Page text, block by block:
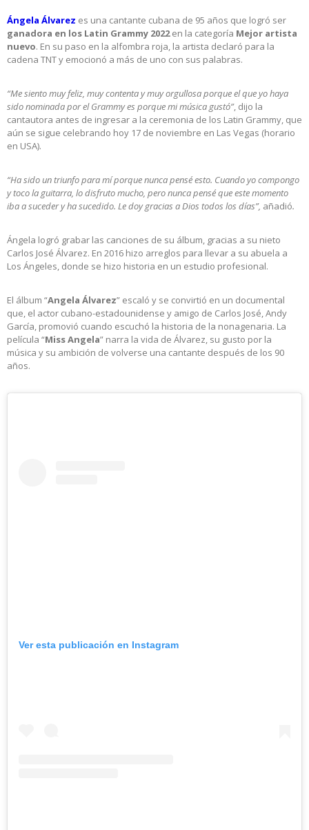
Ángela Álvarez es una cantante cubana de 95 años que logró ser
ganadora en los Latin Grammy 2022en la categoría Mejor artista
nuevo. En su paso en la alfombra roja, la artista declaró para la
cadena TNT y emocionó a más de uno con sus palabras.
“Me siento muy feliz, muy contenta y muy orgullosa porque el que yo haya
sido nominada por el Grammy es porque mi música gustó”, dijo la
cantautora antes de ingresar a la ceremonia de los Latin Grammy, que
aún se sigue celebrando hoy 17 de noviembre en Las Vegas (horario
en USA).
“Ha sido un triunfo para mí porque nunca pensé esto. Cuando yo compongo
y toco la guitarra, lo disfruto mucho, pero nunca pensé que este momento
iba a suceder y ha sucedido. Le doy gracias a Dios todos los días”, añadió.
Ángela logró grabar las canciones de su álbum, gracias a su nieto
Carlos José Álvarez. En 2016 hizo arreglos para llevar a su abuela a
Los Ángeles, donde se hizo historia en un estudio profesional.
El álbum “Angela Álvarez” escaló y se convirtió en un documental
que, el actor cubano-estadounidense y amigo de Carlos José, Andy
García, promovió cuando escuchó la historia de la nonagenaria. La
película “MissAngela” narra la vida de Álvarez, su gusto por la
música y su ambición de volverse una cantante después de los 90
años.
Ver esta publicación en Instagram